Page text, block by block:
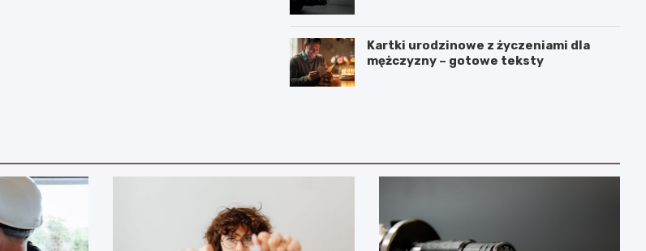
Kartki urodzinowe z życzeniami dla
mężczyzny – gotowe teksty